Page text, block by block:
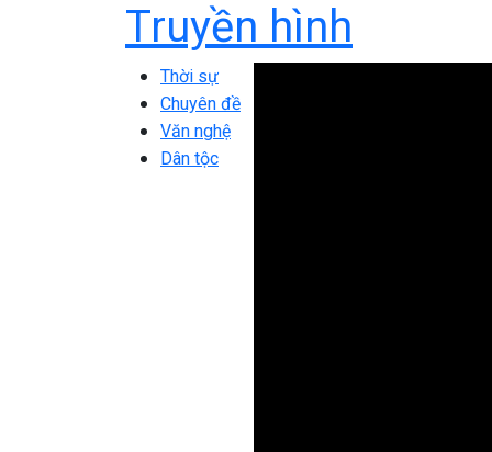
Truyền hình
Thời sự
Chuyên đề
Văn nghệ
Dân tộc